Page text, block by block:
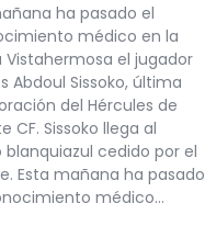
ha pasado el
médico en la
Vistahermosa el jugador
Abdoul Sissoko, última
del Hércules de
CF. Sissoko llega al
blanquiazul cedido por el
Esta mañana ha pasado
médico…